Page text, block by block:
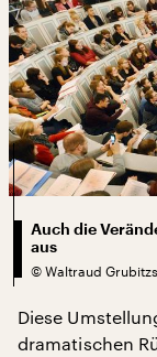
Auch die
aus
© Waltraud
Diese
dramatischen